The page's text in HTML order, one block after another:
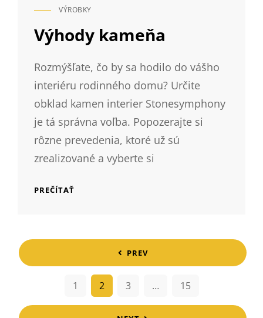
CAT
VÝROBKY
Výhody kameňa
Rozmýšľate, čo by sa hodilo do vášho
interiéru rodinného domu? Určite
obklad kamen interier Stonesymphony
je tá správna voľba. Popozerajte si
rôzne prevedenia, ktoré už sú
zrealizované a vyberte si
PREČÍTAŤ
<span
class="nav-
subtitle
PREV
1 2 3 … 15